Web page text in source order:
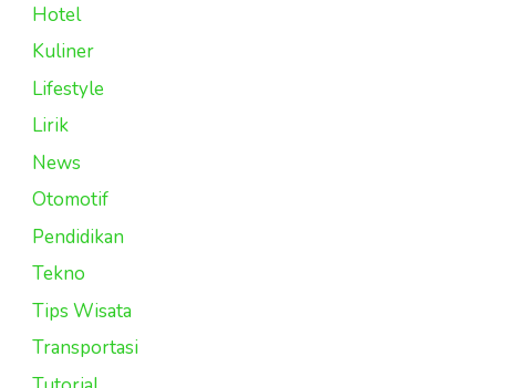
Hotel
Kuliner
Lifestyle
Lirik
News
Otomotif
Pendidikan
Tekno
Tips Wisata
Transportasi